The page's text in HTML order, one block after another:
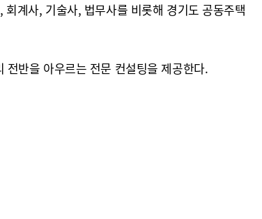
계사, 기술사, 법무사를 비롯해 경기도 공동주택
반을 아우르는 전문 컨설팅을 제공한다.